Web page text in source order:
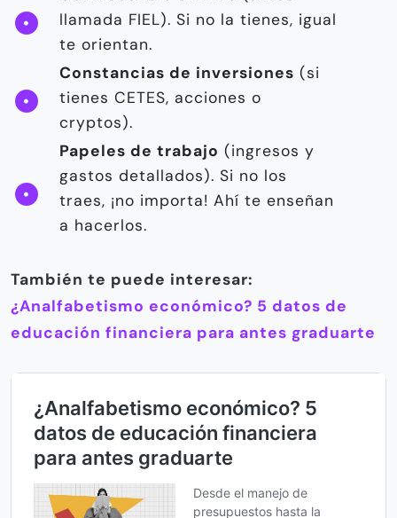
llamada FIEL). Si no la tienes, igual
te orientan.
Constancias de inversiones (si
tienes CETES, acciones o
cryptos).
Papeles de trabajo (ingresos y
gastos detallados). Si no los
traes, ¡no importa! Ahí te enseñan
a hacerlos.
También te puede interesar:
¿Analfabetismo económico? 5 datos de
educación financiera para antes graduarte